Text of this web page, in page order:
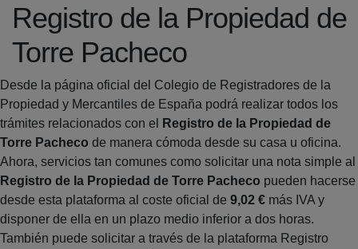
Registro de la Propiedad de
Torre Pacheco
Desde la página oficial del Colegio de Registradores de la
Propiedad y Mercantiles de España podrá realizar todos los
trámites relacionados con el
Registro de la Propiedad de
Torre Pacheco de manera cómoda desde su casa u oficina.
Ahora, servicios tan comunes como solicitar una nota simple al
Registro de la Propiedad de Torre Pacheco pueden hacerse
desde esta plataforma al coste oficial de 9,02 € más IVA y
disponer de ella en un plazo medio inferior a dos horas.
También puede solicitar a través de la plataforma Registro